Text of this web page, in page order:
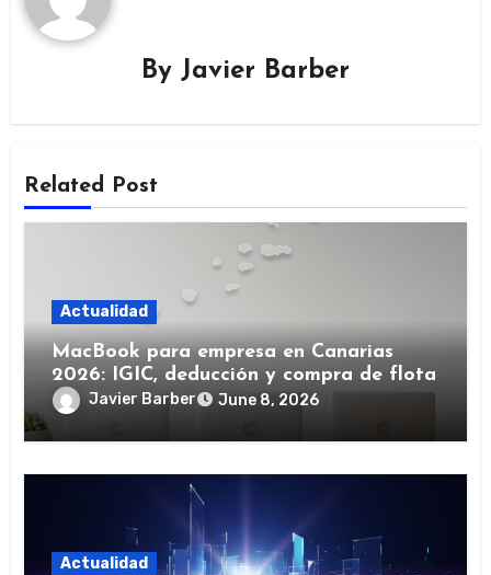
By Javier Barber
Related Post
Actualidad
MacBook para empresa en Canarias
2026: IGIC, deducción y compra de flota
Javier Barber June 8, 2026
Actualidad